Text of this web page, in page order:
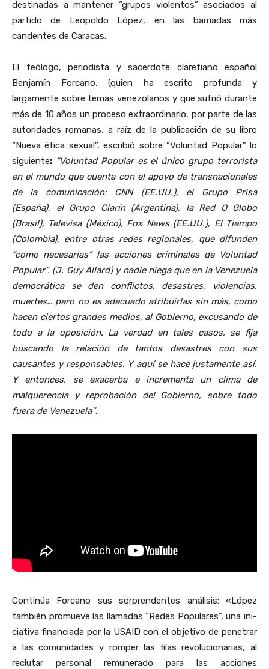
destinadas a mantener “grupos violentos” asociados al
partido de Leopoldo López, en las barriadas más
candentes de Caracas.
El teólogo, periodista y sacerdote claretiano español
Benjamín Forcano, (quien ha escrito profunda y
largamente sobre temas venezolanos y que sufrió durante
más de 10 años un proceso extraordinario, por parte de las
autoridades romanas, a raíz de la publicación de su libro
“Nueva ética sexual”, escribió sobre “Voluntad Popular” lo
siguiente: “Voluntad Popular es el único grupo terrorista
en el mundo que cuenta con el apoyo de transnacionales
de la co­municación: CNN (EE.UU.), el Grupo Prisa
(España), el Grupo Clarín (Ar­gentina), la Red O Globo
(Brasil), Te­levisa (México), Fox News (EE.UU.), El Tiempo
(Colombia), entre otras redes regionales, que difunden
“como nece­sarias” las acciones criminales de Vo­luntad
Popular”. (J. Guy Allard) y nadie niega que en la Venezuela
democrática se den conflictos, desastres, violencias,
muertes… pero no es adecuado atribuirlas sin más, como
hacen ciertos grandes medios, al Gobierno, excusando de
todo a la oposición. La verdad en tales casos, se fija
buscando la relación de tantos desastres con sus
causantes y responsables. Y aquí se hace justamente así.
Y entonces, se exacerba e incrementa un clima de
malquerencia y reprobación del Gobierno, sobre todo
fuera de Venezuela”.
Continúa Forcano sus sorprendentes análisis: «López
también promueve las llamadas “Redes Populares”, una ini­
ciativa financiada por la USAID con el objetivo de penetrar
a las comunida­des y romper las filas revolucionarias, al
reclutar personal remunerado para las acciones